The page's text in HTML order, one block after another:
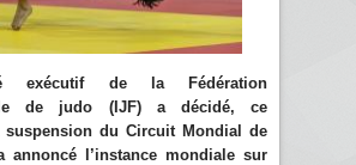
exécutif de la Fédération
de judo (IJF) a décidé, ce
suspension du Circuit Mondial de
annoncé l’instance mondiale sur